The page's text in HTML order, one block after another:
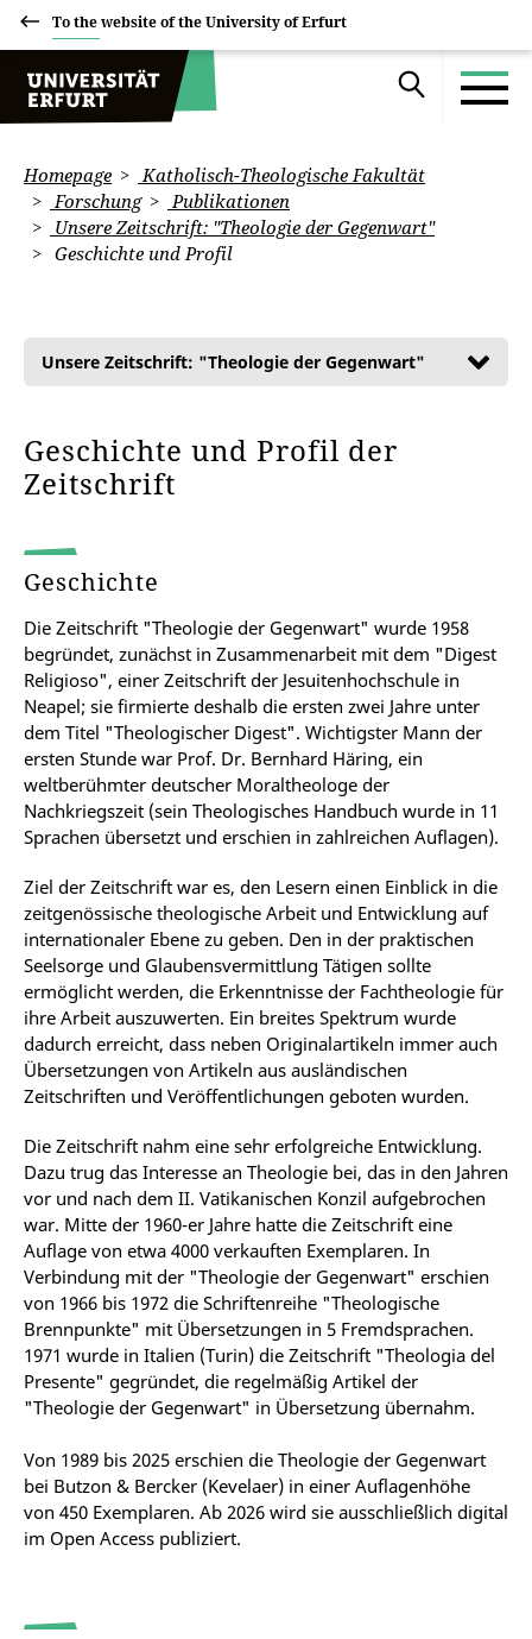
To the website of the University of Erfurt
Homepage
Katholisch-Theologische Fakultät
Forschung
Publikationen
Unsere Zeitschrift: "Theologie der Gegenwart"
Geschichte und Profil
Unsere Zeitschrift: "Theologie der Gegenwart"
Geschichte und Profil der
Zeitschrift
Geschichte
Die Zeitschrift "Theologie der Gegenwart" wurde 1958
begründet, zunächst in Zusammenarbeit mit dem "Digest
Religioso", einer Zeitschrift der Jesuitenhochschule in
Neapel; sie firmierte deshalb die ersten zwei Jahre unter
dem Titel "Theologischer Digest". Wichtigster Mann der
ersten Stunde war Prof. Dr. Bernhard Häring, ein
weltberühmter deutscher Moraltheologe der
Nachkriegszeit (sein Theologisches Handbuch wurde in 11
Sprachen übersetzt und erschien in zahlreichen Auflagen).
Ziel der Zeitschrift war es, den Lesern einen Einblick in die
zeitgenössische theologische Arbeit und Entwicklung auf
internationaler Ebene zu geben. Den in der praktischen
Seelsorge und Glaubensvermittlung Tätigen sollte
ermöglicht werden, die Erkenntnisse der Fachtheologie für
ihre Arbeit auszuwerten. Ein breites Spektrum wurde
dadurch erreicht, dass neben Originalartikeln immer auch
Übersetzungen von Artikeln aus ausländischen
Zeitschriften und Veröffentlichungen geboten wurden.
Die Zeitschrift nahm eine sehr erfolgreiche Entwicklung.
Dazu trug das Interesse an Theologie bei, das in den Jahren
vor und nach dem II. Vatikanischen Konzil aufgebrochen
war. Mitte der 1960-er Jahre hatte die Zeitschrift eine
Auflage von etwa 4000 verkauften Exemplaren. In
Verbindung mit der "Theologie der Gegenwart" erschien
von 1966 bis 1972 die Schriftenreihe "Theologische
Brennpunkte" mit Übersetzungen in 5 Fremdsprachen.
1971 wurde in Italien (Turin) die Zeitschrift "Theologia del
Presente" gegründet, die regelmäßig Artikel der
"Theologie der Gegenwart" in Übersetzung übernahm.
Von 1989 bis 2025 erschien die Theologie der Gegenwart
bei Butzon & Bercker (Kevelaer) in einer Auflagenhöhe
von 450 Exemplaren. Ab 2026 wird sie ausschließlich digital
im Open Access publiziert.